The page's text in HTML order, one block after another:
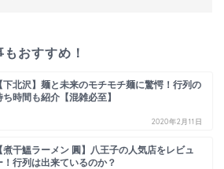
おすすめ！
【下北沢】麺と未来のモチモチ麺に驚愕！行列の
ち時間も紹介【混雑必至】
2020年2月11日
【煮干鰮ラーメン 圓】八王子の人気店をレビュ
！行列は出来ているのか？